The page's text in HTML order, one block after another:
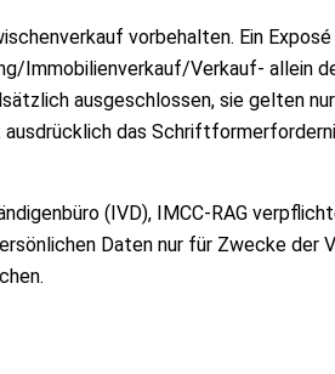
vorbehalten. Ein
Immobilienverkauf/Verkauf- allein
ausgeschlossen, sie gelten
das
(IVD), IMCC-RAG
Daten nur für Zwecke der